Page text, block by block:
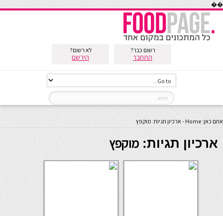
��
רשום כבר?
התחבר
לא רשום?
הירשם
אתם כאן: Home
- ארכיון תגיות: מוקפץ
ארכיון תגיות: מוקפץ